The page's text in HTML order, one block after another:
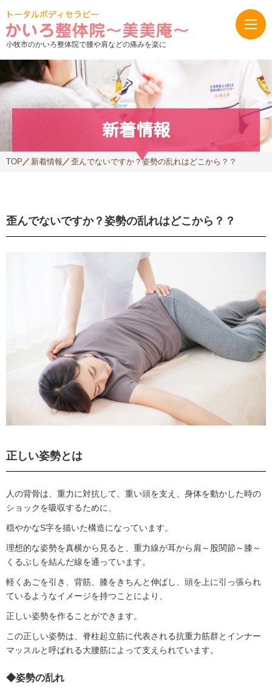
小牧市のかいろ整体院で腰や肩などの痛みを楽に
新着情報
TOP 新着情報 歪んでないですか？姿勢の乱れはどこから？？
歪んでないですか？姿勢の乱れはどこから？？
正しい姿勢とは
人の背骨は、重力に対抗して、重い頭を支え、身体を動かした時の
ショックを吸収するために、
穏やかなS字を描いた構造になっています。
理想的な姿勢を真横から見ると、重力線が耳から肩～股関節～膝～
くるぶしを結んだ線を通っています。
軽くあごを引き、背筋、膝をきちんと伸ばし、頭を上に引っ張られ
ているようなイメージを持つことにより、
正しい姿勢を作ることができます。
この正しい姿勢は、脊柱起立筋に代表される抗重力筋群とインナー
マッスルと呼ばれる大腰筋によって支えられています。
◆姿勢の乱れ